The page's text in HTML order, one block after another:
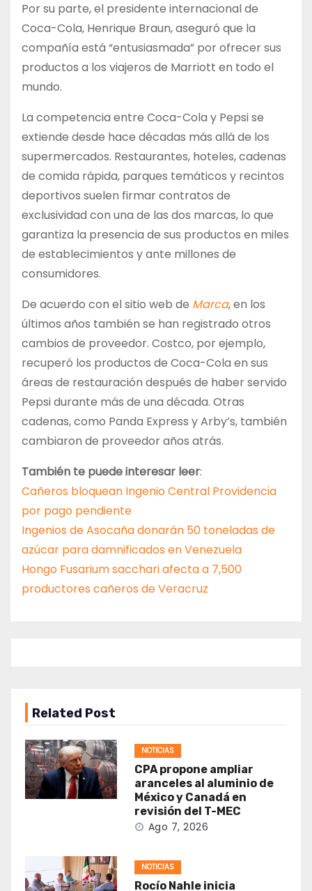
Por su parte, el presidente internacional de
Coca-Cola, Henrique Braun, aseguró que la
compañía está “entusiasmada” por ofrecer sus
productos a los viajeros de Marriott en todo el
mundo.
La competencia entre Coca-Cola y Pepsi se
extiende desde hace décadas más allá de los
supermercados. Restaurantes, hoteles, cadenas
de comida rápida, parques temáticos y recintos
deportivos suelen firmar contratos de
exclusividad con una de las dos marcas, lo que
garantiza la presencia de sus productos en miles
de establecimientos y ante millones de
consumidores.
De acuerdo con el sitio web de Marca, en los
últimos años también se han registrado otros
cambios de proveedor. Costco, por ejemplo,
recuperó los productos de Coca-Cola en sus
áreas de restauración después de haber servido
Pepsi durante más de una década. Otras
cadenas, como Panda Express y Arby’s, también
cambiaron de proveedor años atrás.
También te puede interesar leer:
Cañeros bloquean Ingenio Central Providencia
por pago pendiente
Ingenios de Asocaña donarán 50 toneladas de
azúcar para damnificados en Venezuela
Hongo Fusarium sacchari afecta a 7,500
productores cañeros de Veracruz
Related Post
NOTICIAS
CPA propone ampliar
aranceles al aluminio de
México y Canadá en
revisión del T-MEC
Ago 7, 2026
NOTICIAS
Rocío Nahle inicia